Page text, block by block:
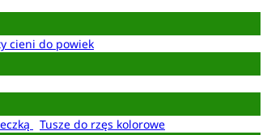
cieni do powiek
Tusze do rzęs kolorowe